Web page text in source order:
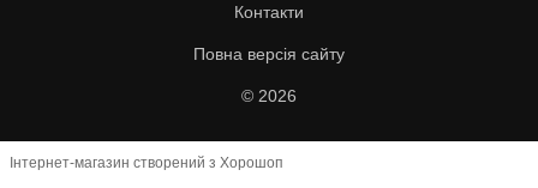
Контакти
Повна версія сайту
© 2026
Інтернет-магазин створений з Хорошоп